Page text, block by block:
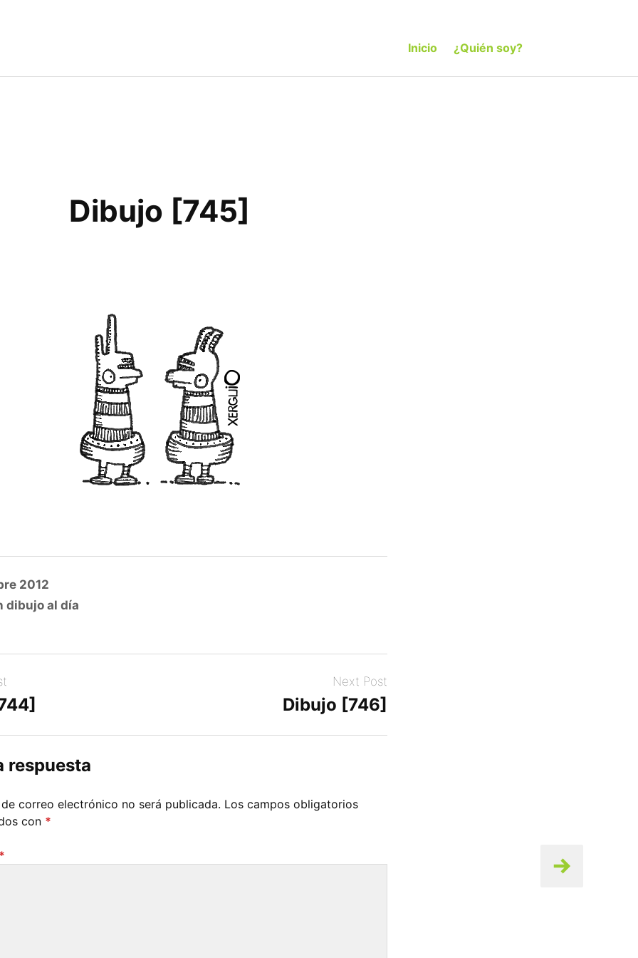
Inicio ¿Quién soy?
Dibujo [745]
2012
dibujo al día
Next Post
Dibujo [746]
respuesta
correo electrónico no será publicada. Los campos obligatorios
con *
*